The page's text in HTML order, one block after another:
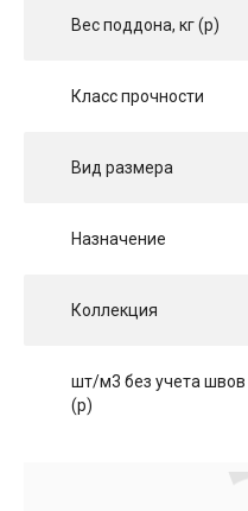
Вес поддона, кг (p)
Класс прочности
Вид размера
Назначение
Коллекция
шт/м3 без учета швов
(p)